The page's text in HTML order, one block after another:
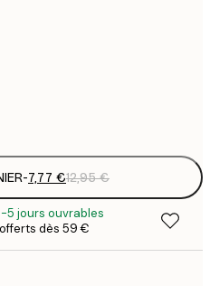
-7,77 €12,95 €
5 jours ouvrables
dès 59 €